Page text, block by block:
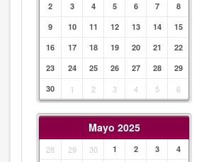
2
3 4 5 6 7
8
9
10 11 12 13 14
15
16
17 18 19 20 21
22
23
24 25 26 27 28
29
30
1 2 3 4 5 6
Mayo 2025
28 29 30 1 2 3 4